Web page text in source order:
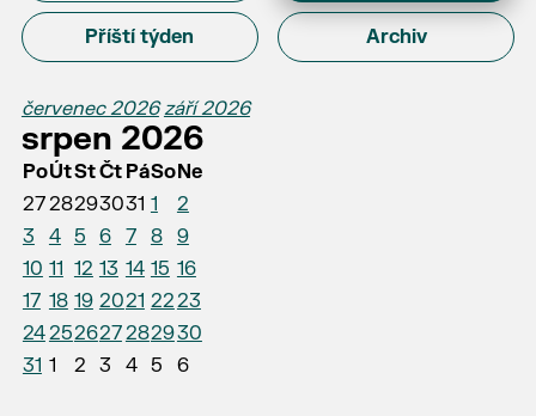
Příští týden Archiv
červenec 2026 září 2026
srpen 2026
PoÚtStČt PáSoNe
2728293031 1
2
3
4 5 6 7 8
9
10 11 12 13 14 15 16
17 18 19 2021 2223
24252627282930
31 1 2 3 4 5 6